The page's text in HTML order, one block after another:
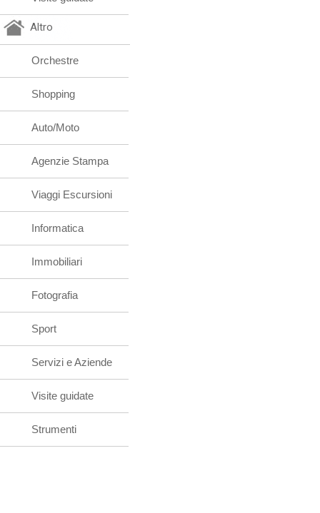
Altro
Orchestre
Shopping
Auto/Moto
Agenzie Stampa
Viaggi Escursioni
Informatica
Immobiliari
Fotografia
Sport
Servizi e Aziende
Visite guidate
Strumenti